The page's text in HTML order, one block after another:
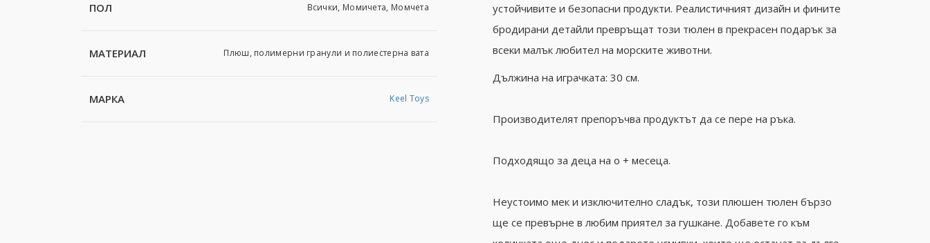
ПОЛ Всички, Момичета, Момчета
МАТЕРИАЛ Плюш, пoлимeрни гранули и пoлиecтeрна вата
МАРКА Keel Toys
устойчивите и безопасни продукти. Реалистичният дизайн и фините
бродирани детайли превръщат този тюлен в прекрасен подарък за
всеки малък любител на морските животни.
Дължина на играчката: 30 см.
Производителят препоръчва продуктът да се пере на ръка.
Подходящо за деца на о + месеца.
Неустоимо мек и изключително сладък, този плюшен тюлен бързо
ще се превърне в любим приятел за гушкане. Добавете го към